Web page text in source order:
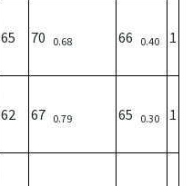
65 70 0.68 66 0.40 1
62 67 0.79 65 0.30 1